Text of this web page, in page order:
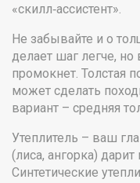
«скилл‑ассистент».
Не забывайте и о
делает шаг легче, но
промокнет. Толстая
может сделать
вариант – средняя
Утеплитель – ваш
(лиса, ангорка) дарит
Синтетические